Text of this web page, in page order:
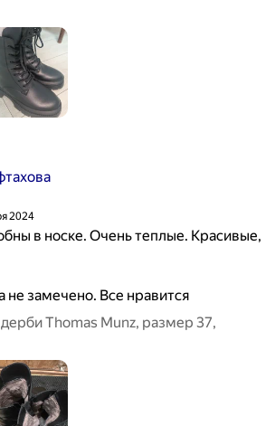
2024
в носке. Очень теплые. Красивые,
не замечено. Все нравится
Thomas Munz, размер 37,